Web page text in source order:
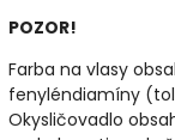
POZOR!
Farba na vlasy
fenyléndiamíny
Okysličovadlo